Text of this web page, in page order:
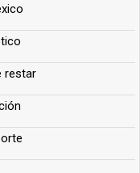
restar